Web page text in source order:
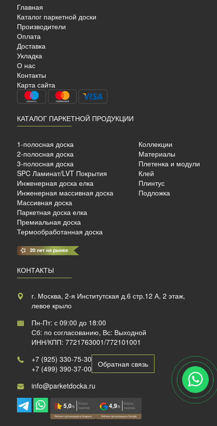
м²
Главная
Каталог паркетной доски
Производители
Оплата
Доставка
Укладка
О нас
Контакты
Карта сайта
КАТАЛОГ ПАРКЕТНОЙ ПРОДУКЦИИ
1-полосная доска
2-полосная доска
3-полосная доска
SPC Ламинат/LVT Покрытия
Инженерная доска елка
Инженерная массивная доска
Массивная доска
Паркетная доска елка
Премиальная доска
Термообработанная доска
Коллекции
Материалы
Плетенка и модули
Клей
Плинтус
Подложка
КОНТАКТЫ
г. Москва, 2-я Институтская д.6 стр.12 А, 2 этаж,
левое крыло
Пн-Пт: с 09:00 до 18:00
Сб: по согласованию, Вс: Выходной
ИНН/КПП: 7721763001/772101001
+7 (925) 330-75-30
+7 (499) 390-37-00
Обратная связь
info@parketdocka.ru
5,0/5
Ваша
оценка
Рейтинг организации в Яндексе
4,9/5
Ваша
оценка
Рейтинг организации в Google